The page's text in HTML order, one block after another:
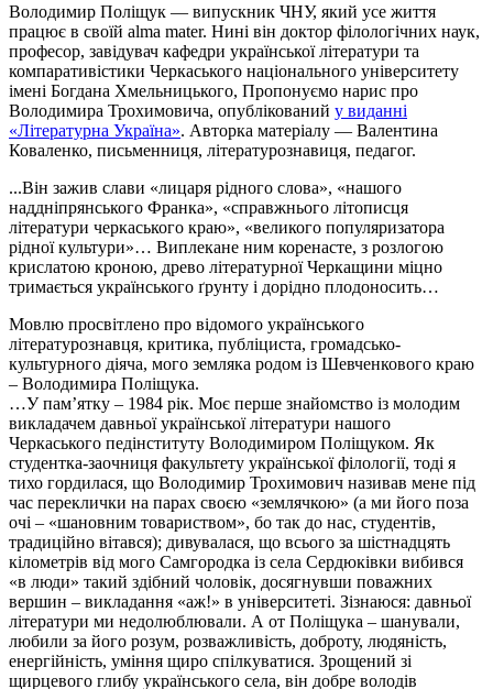
Володимир Поліщук — випускник ЧНУ, який усе життя
працює в своїй alma mater. Нині він доктор філологічних наук,
професор, завідувач кафедри української літератури та
компаративістики Черкаського національного університету
імені Богдана Хмельницького, Пропонуємо нарис про
Володимира Трохимовича, опублікований у виданні
«Літературна Україна». Авторка матеріалу — Валентина
Коваленко, письменниця, літературознавиця, педагог.
...Він зажив слави «лицаря рідного слова», «нашого
наддніпрянського Франка», «справжнього літописця
літератури черкаського краю», «великого популяризатора
рідної культури»… Виплекане ним коренасте, з розлогою
крислатою кроною, древо літературної Черкащини міцно
тримається українського ґрунту і дорідно плодоносить…
Мовлю просвітлено про відомого українського
літературознавця, критика, публіциста, громадсько-
культурного діяча, мого земляка родом із Шевченкового краю
– Володимира Поліщука.
…У пам’ятку – 1984 рік. Моє перше знайомство із молодим
викладачем давньої української літератури нашого
Черкаського педінституту Володимиром Поліщуком. Як
студентка-заочниця факультету української філології, тоді я
тихо гордилася, що Воло­димир Трохимович називав мене під
час переклички на парах своєю «зем­лячкою» (а ми його поза
очі – «шановним товариством», бо так до нас, студентів,
традиційно вітався); дивувалася, що всього за шістнадцять
кілометрів від мого Самгородка із села Сердюківки вибився
«в люди» такий здібний чоловік, досягнув­ши поважних
вершин – викладання «аж!» в університеті. Зізнаюся: давньої
літератури ми недолюблювали. А от Поліщука – шанували,
любили за його розум, розваж­ливість, доброту, людяність,
енергійність, уміння щиро спілкуватися. Зрощений зі
щирцевого глибу українського села, він добре володів